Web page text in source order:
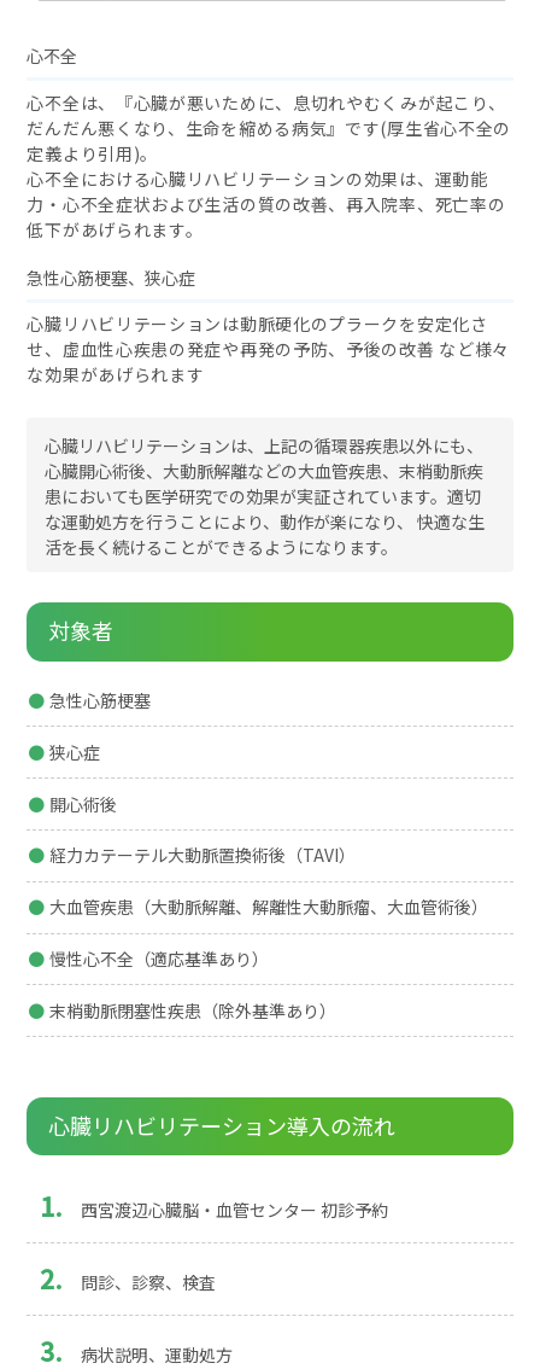
心不全
心不全は、『心臓が悪いために、息切れやむくみが起こり、
だんだん悪くなり、生命を縮める病気』です(厚生省心不全の
定義より引用)。
心不全における心臓リハビリテーションの効果は、運動能
力・心不全症状および生活の質の改善、再入院率、死亡率の
低下があげられます。
急性心筋梗塞、狭心症
心臓リハビリテーションは動脈硬化のプラークを安定化さ
せ、虚血性心疾患の発症や再発の予防、予後の改善 など様々
な効果があげられます
心臓リハビリテーションは、上記の循環器疾患以外にも、
心臓開心術後、大動脈解離などの大血管疾患、末梢動脈疾
患においても医学研究での効果が実証されています。適切
な運動処方を行うことにより、動作が楽になり、 快適な生
活を長く続けることができるようになります。
対象者
急性心筋梗塞
狭心症
開心術後
経力カテーテル大動脈置換術後（TAVI）
大血管疾患（大動脈解離、解離性大動脈瘤、大血管術後）
慢性心不全（適応基準あり）
末梢動脈閉塞性疾患（除外基準あり）
心臓リハビリテーション導入の流れ
西宮渡辺心臓脳・血管センター 初診予約
問診、診察、検査
病状説明、運動処方